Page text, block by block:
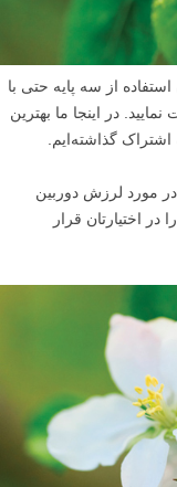
از سه پایه حتی با
در اینجا ما بهترین
گذاشته‌ایم.
مورد لرزش دوربین
اختیارتان قرار